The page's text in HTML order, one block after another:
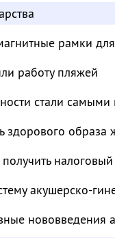
рамки
работу пляжей
стали
здорового
акушерско-
нововведения